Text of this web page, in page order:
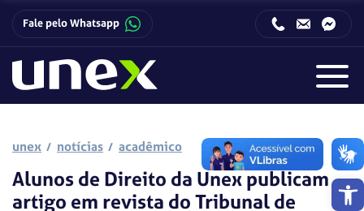
Barra
Fale pelo Whatsapp
unex notícias acadêmico
Alunos de Direito da Unex publicam
artigo em revista do Tribunal de